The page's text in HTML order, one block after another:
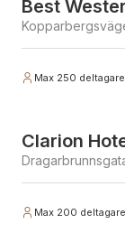
Best
Max 250 deltagare
Clarion
Max 200 deltagare